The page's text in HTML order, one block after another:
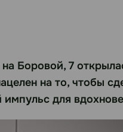
Боровой, 7
на то, чтобы
импульс для